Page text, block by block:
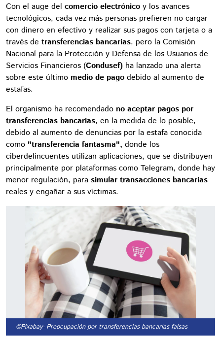
Con el auge del comercio electrónico y los avances
tecnológicos, cada vez más personas prefieren no cargar
con dinero en efectivo y realizar sus pagos con tarjeta o a
través de transferencias bancarias, pero la Comisión
Nacional para la Protección y Defensa de los Usuarios de
Servicios Financieros (Condusef) ha lanzado una alerta
sobre este último medio de pago debido al aumento de
estafas.
El organismo ha recomendado no aceptar pagos por
transferencias bancarias, en la medida de lo posible,
debido al aumento de denuncias por la estafa conocida
como "transferencia fantasma", donde los
ciberdelincuentes utilizan aplicaciones, que se distribuyen
principalmente por plataformas como Telegram, donde hay
menor regulación, para simular transacciones bancarias
reales y engañar a sus víctimas.
©Pixabay- Preocupación por transferencias bancarias falsas